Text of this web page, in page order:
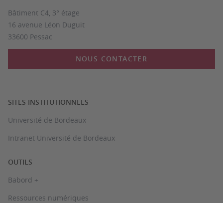
Bâtiment C4, 3° étage
16 avenue Léon Duguit
33600 Pessac
NOUS CONTACTER
SITES INSTITUTIONNELS
Université de Bordeaux
Intranet Université de Bordeaux
OUTILS
Babord +
Ressources numériques